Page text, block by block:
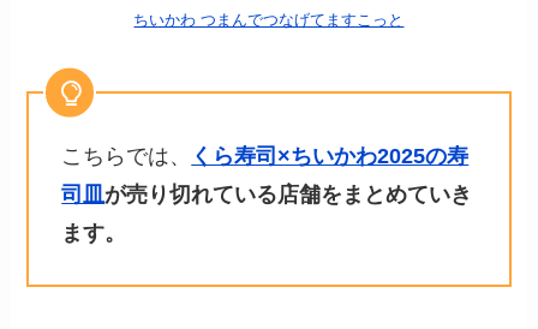
ちいかわ つまんでつなげてますこっと
こちらでは、
くら寿司×ちいかわ2025の寿
司皿 が売り切れている店舗をまとめていき
ます。